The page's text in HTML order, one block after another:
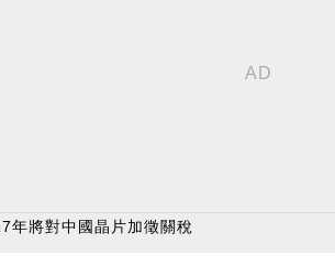
年將對中國晶片加徵關稅